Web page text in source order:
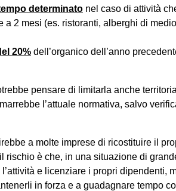
determinato nel caso di attività
a 2 mesi (es. ristoranti, alberghi di
20% dell’organico dell’anno
pensare di limitarla anche
l’attuale normativa, salvo
a molte imprese di ricostituire il
rischio è che, in una situazione di
e licenziare i propri dipendenti,
in forza e a guadagnare tempo